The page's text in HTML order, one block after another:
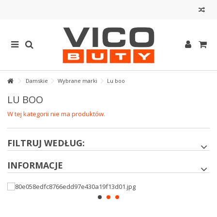
Damskie Wybrane marki Lu boo
LU BOO
W tej kategorii nie ma produktów.
FILTRUJ WEDŁUG:
INFORMACJE